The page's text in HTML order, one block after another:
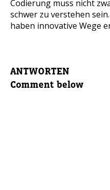
Codierung muss nicht
schwer zu verstehen
haben innovative Wege
ANTWORTEN
Comment below